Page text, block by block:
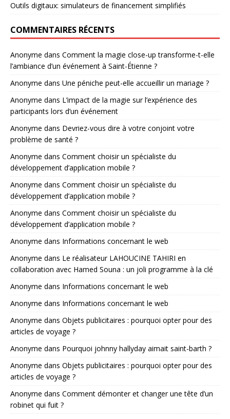
Outils digitaux: simulateurs de financement simplifiés
COMMENTAIRES RÉCENTS
Anonyme dans Comment la magie close-up transforme-t-elle
l’ambiance d’un événement à Saint-Étienne ?
Anonyme dans Une péniche peut-elle accueillir un mariage ?
Anonyme dans L’impact de la magie sur l’expérience des
participants lors d’un événement
Anonyme dans Devriez-vous dire à votre conjoint votre
problème de santé ?
Anonyme dans Comment choisir un spécialiste du
développement d’application mobile ?
Anonyme dans Comment choisir un spécialiste du
développement d’application mobile ?
Anonyme dans Comment choisir un spécialiste du
développement d’application mobile ?
Anonyme dans Informations concernant le web
Anonyme dans Le réalisateur LAHOUCINE TAHIRI en
collaboration avec Hamed Souna : un joli programme à la clé
Anonyme dans Informations concernant le web
Anonyme dans Informations concernant le web
Anonyme dans Objets publicitaires : pourquoi opter pour des
articles de voyage ?
Anonyme dans Pourquoi johnny hallyday aimait saint-barth ?
Anonyme dans Objets publicitaires : pourquoi opter pour des
articles de voyage ?
Anonyme dans Comment démonter et changer une tête d’un
robinet qui fuit ?